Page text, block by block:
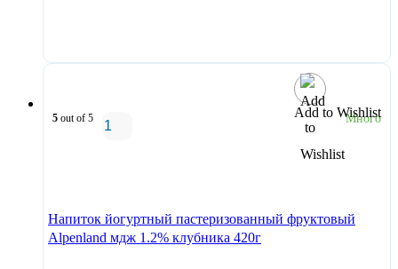
Add to Wishlist
5 out of 5 Много
Напиток йогуртный пастеризованный фруктовый
Alpenland мдж 1.2% клубника 420г